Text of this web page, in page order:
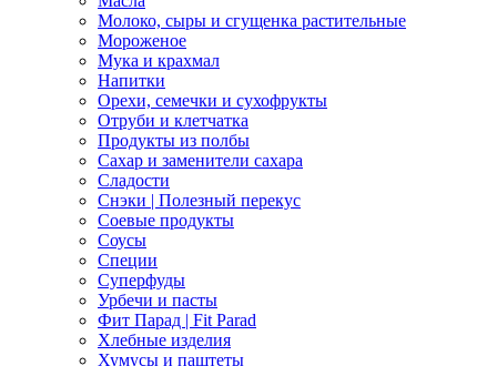
Молоко, сыры и сгущенка растительные
Мороженое
Мука и крахмал
Напитки
Орехи, семечки и сухофрукты
Отруби и клетчатка
Продукты из полбы
Сахар и заменители сахара
Сладости
Снэки | Полезный перекус
Соевые продукты
Соусы
Специи
Суперфуды
Урбечи и пасты
Фит Парад | Fit Parad
Хлебные изделия
Хумусы и паштеты